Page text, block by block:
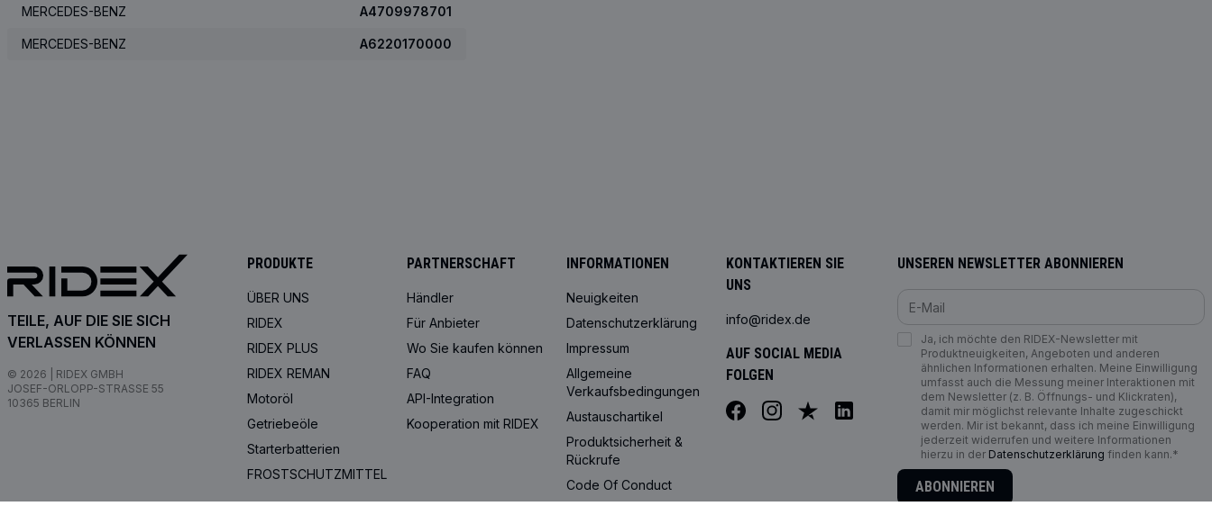
MERCEDES-BENZ A4709978701
MERCEDES-BENZ A6220170000
TEILE, AUF DIE SIE SICH
VERLASSEN KÖNNEN
© 2026 | RIDEX GMBH
JOSEF-ORLOPP-STRASSE 55
10365 BERLIN
PRODUKTE
ÜBER UNS
RIDEX
RIDEX PLUS
RIDEX REMAN
Motoröl
Getriebeöle
Starterbatterien
FROSTSCHUTZMITTEL
PARTNERSCHAFT
Händler
Für Anbieter
Wo Sie kaufen können
FAQ
API-Integration
Kooperation mit RIDEX
INFORMATIONEN
Neuigkeiten
Datenschutzerklärung
Impressum
Allgemeine
Verkaufsbedingungen
Austauschartikel
Produktsicherheit &
Rückrufe
Code Of Conduct
KONTAKTIEREN SIE
UNS
info@ridex.de
AUF SOCIAL MEDIA
FOLGEN
UNSEREN NEWSLETTER ABONNIEREN
Ja, ich möchte den RIDEX-Newsletter mit
Produktneuigkeiten, Angeboten und anderen
ähnlichen Informationen erhalten. Meine Einwilligung
umfasst auch die Messung meiner Interaktionen mit
dem Newsletter (z. B. Öffnungs- und Klickraten),
damit mir möglichst relevante Inhalte zugeschickt
werden. Mir ist bekannt, dass ich meine Einwilligung
jederzeit widerrufen und weitere Informationen
hierzu in der Datenschutzerklärung finden kann.*
ABONNIEREN